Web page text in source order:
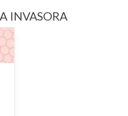
INVASORA